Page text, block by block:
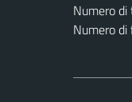
Numero
Numero